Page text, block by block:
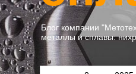
Блог компании
металлы и сплавы: